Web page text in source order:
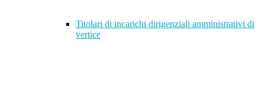
Titolari di incarichi dirigenziali amministrativi di
vertice